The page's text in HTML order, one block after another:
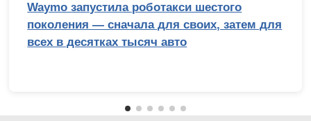
Waymo запустила роботакси шестого
поколения — сначала для своих, затем для
всех в десятках тысяч авто